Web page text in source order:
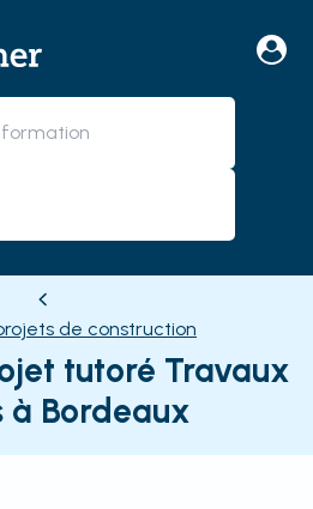
de construction
tutoré Travaux
à Bordeaux